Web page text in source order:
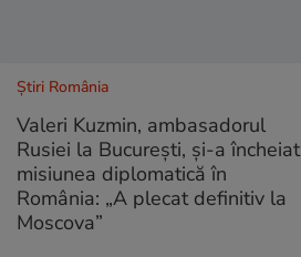
Știri România
Valeri Kuzmin, ambasadorul
Rusiei la București, și-a încheiat
misiunea diplomatică în
România: „A plecat definitiv la
Moscova”